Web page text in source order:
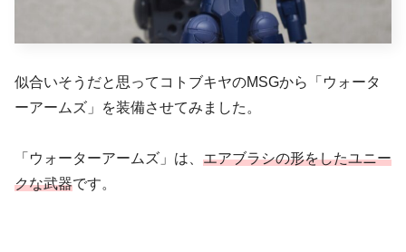
似合いそうだと思ってコトブキヤのMSGから「ウォータ
ーアームズ」を装備させてみました。
「ウォーターアームズ」は、 エアブラシの形をしたユニー
クな武器です。